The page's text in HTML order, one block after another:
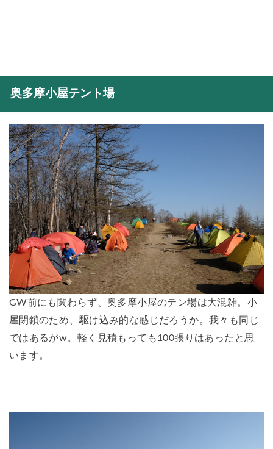
奥多摩小屋テント場
GW前にも関わらず、奥多摩小屋のテン場は大混雑。小
屋閉鎖のため、駆け込み的な感じだろうか。我々も同じ
ではあるがw。軽く見積もっても100張りはあったと思
います。